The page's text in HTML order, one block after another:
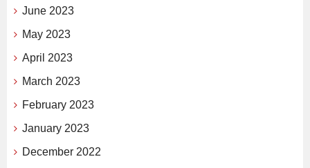
June 2023
May 2023
April 2023
March 2023
February 2023
January 2023
December 2022